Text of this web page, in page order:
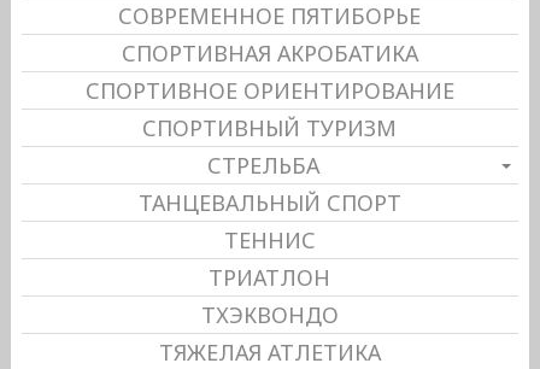
СОВРЕМЕННОЕ ПЯТИБОРЬЕ
СПОРТИВНАЯ АКРОБАТИКА
СПОРТИВНОЕ ОРИЕНТИРОВАНИЕ
СПОРТИВНЫЙ ТУРИЗМ
СТРЕЛЬБА
ТАНЦЕВАЛЬНЫЙ СПОРТ
ТЕННИС
ТРИАТЛОН
ТХЭКВОНДО
ТЯЖЕЛАЯ АТЛЕТИКА